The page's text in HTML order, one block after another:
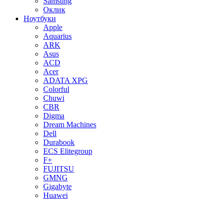
Оклик
Ноутбуки
Apple
Aquarius
ARK
Asus
ACD
Acer
ADATA XPG
Colorful
Chuwi
CBR
Digma
Dream Machines
Dell
Durabook
ECS Elitegroup
F+
FUJITSU
GMNG
Gigabyte
Huawei